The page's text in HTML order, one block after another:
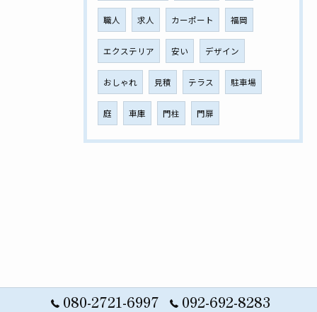
職人 求人 カーポート 福岡
エクステリア 安い デザイン
おしゃれ 見積 テラス 駐車場
庭 車庫 門柱 門扉
080-2721-6997 092-692-8283